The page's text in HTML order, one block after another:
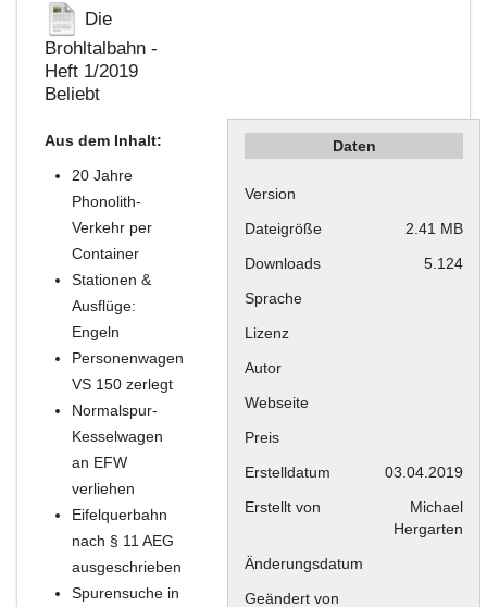
Die
Brohltalbahn -
Heft 1/2019
Beliebt
Aus dem Inhalt:
20 Jahre
Phonolith-
Verkehr per
Container
Stationen &
Ausflüge:
Engeln
Personenwagen
VS 150 zerlegt
Normalspur-
Kesselwagen
an EFW
verliehen
Eifelquerbahn
nach § 11 AEG
ausgeschrieben
Spurensuche in
Daten
Version
Dateigröße
2.41 MB
Downloads
5.124
Sprache
Lizenz
Autor
Webseite
Preis
Erstelldatum
03.04.2019
Erstellt von
Michael
Hergarten
Änderungsdatum
Geändert von